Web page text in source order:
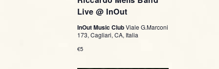
Live @ InOut
InOut Music ClubViale G.Marconi
173, Cagliari, CA, Italia
€5